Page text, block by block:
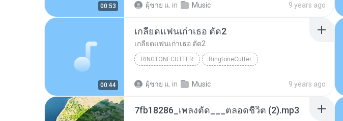
00:53 ผุ้ชาย แ. in Music 9 years ago
00:44
เกลียดแฟนเก่าเธอ ตัด2
เกลียดแฟนเก่าเธอ ตัด2
RINGTONECUTTER RingtoneCutter
ผุ้ชาย แ. in Music 9 years ago
7fb18286_เพลงตัด___ตลอดชีวิต (2).mp3